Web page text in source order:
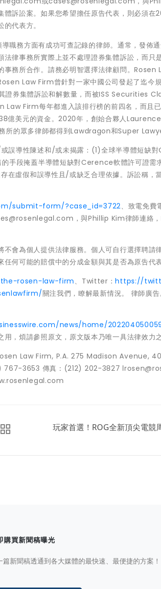
訴訟案。如果您希望擔任原告代表，則必須在
代表方。
職務方面有成功可查記錄的律師。通常，發佈
律事務所實際上並不處理證券集體訴訟，而只
事務所合作。請務必明智選擇法律顧問。Rosen
Law Firm曾針對一家中國公司發起了迄今
證券集體訴訟和解數量，而被ISS Securities
Firm每年都進入該排行榜的前四名，而且
億美元的資金。2020年，創始合夥人
的眾多律師都得到Lawdragon和Super
誤導性陳述和/或未揭露：(1)全球半導體短缺
手段掩蓋半導體短缺對Cerence軟體許可證需
在虛假和誤導性且/或缺乏合理依據。訴訟稱，
submit-form/?case_id=3722、致電免
，與Phillip Kim律師連絡，
會為個人提供法律服務。個人可自行選擇聘請
何可能的賠償中的分成金額與其是否為原告代表
rosen-law-firm 、Twitter：https://
關注我們，瞭解最新情況。 律師廣
news/home/
，煩請參照原文，原文版本乃唯一具法律效力之
Law Firm, P.A. 275 Madison Avenue,
767-3653 傳真：(212) 202-3827
玩家首選！ROG全新頂尖電競
購買新聞稿曝光
篇新聞稿透通到各大媒體的最快速、最便捷的方案！